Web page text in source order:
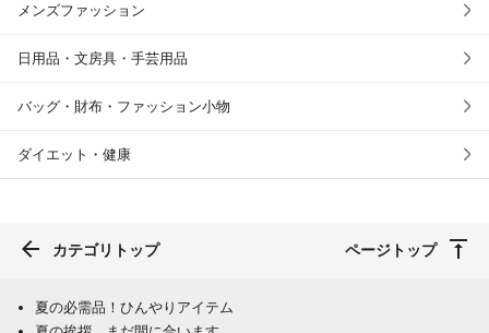
メンズファッション
日用品・文房具・手芸用品
バッグ・財布・ファッション小物
ダイエット・健康
カテゴリトップ ページトップ
夏の必需品！ひんやりアイテム